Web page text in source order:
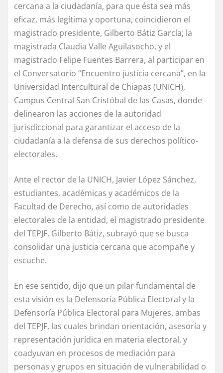
cercana a la ciudadanía, para que ésta sea más
eficaz, más legítima y oportuna, coincidieron el
magistrado presidente, Gilberto Bátiz García; la
magistrada Claudia Valle Aguilasocho, y el
magistrado Felipe Fuentes Barrera, al participar en
el Conversatorio “Encuentro justicia cercana”, en la
Universidad Intercultural de Chiapas (UNICH),
Campus Central San Cristóbal de las Casas, donde
delinearon las acciones de la autoridad
jurisdiccional para garantizar el acceso de la
ciudadanía a la defensa de sus derechos político-
electorales.
Ante el rector de la UNICH, Javier López Sánchez,
estudiantes, académicas y académicos de la
Facultad de Derecho, así como de autoridades
electorales de la entidad, el magistrado presidente
del TEPJF, Gilberto Bátiz, subrayó que se busca
consolidar una justicia cercana que acompañe y
escuche.
En ese sentido, dijo que un pilar fundamental de
esta visión es la Defensoría Pública Electoral y la
Defensoría Pública Electoral para Mujeres, ambas
del TEPJF, las cuales brindan orientación, asesoría y
representación jurídica en materia electoral, y
coadyuvan en procesos de mediación para
personas y grupos en situación de vulnerabilidad o